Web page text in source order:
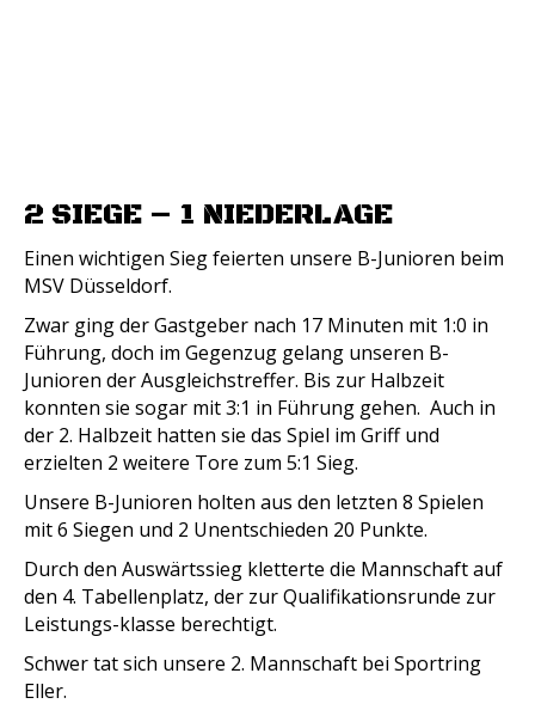
2 SIEGE – 1 NIEDERLAGE
Einen wichtigen Sieg feierten unsere B-Junioren beim
MSV Düsseldorf.
Zwar ging der Gastgeber nach 17 Minuten mit 1:0 in
Führung, doch im Gegenzug gelang unseren B-
Junioren der Ausgleichstreffer. Bis zur Halbzeit
konnten sie sogar mit 3:1 in Führung gehen. Auch in
der 2. Halbzeit hatten sie das Spiel im Griff und
erzielten 2 weitere Tore zum 5:1 Sieg.
Unsere B-Junioren holten aus den letzten 8 Spielen
mit 6 Siegen und 2 Unentschieden 20 Punkte.
Durch den Auswärtssieg kletterte die Mannschaft auf
den 4. Tabellenplatz, der zur Qualifikationsrunde zur
Leistungs-klasse berechtigt.
Schwer tat sich unsere 2. Mannschaft bei Sportring
Eller.